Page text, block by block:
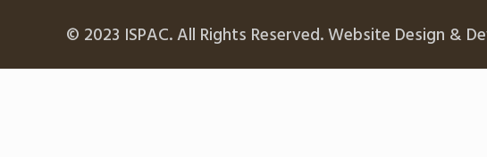
© 2023 ISPAC. All Rights Reserved. Website Design &